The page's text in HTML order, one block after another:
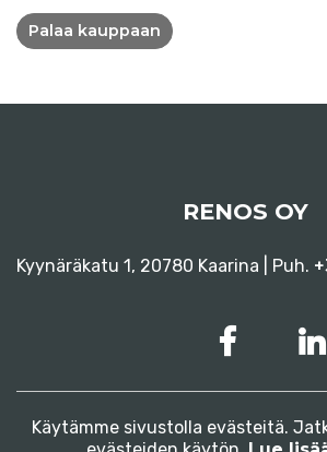
Käytämme sivustolla evästeitä.
Palaa kauppaan
RENOS OY
Kyynäräkatu 1, 20780 Kaarina | Puh.